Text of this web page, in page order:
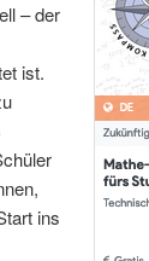
– der
ist.
ins